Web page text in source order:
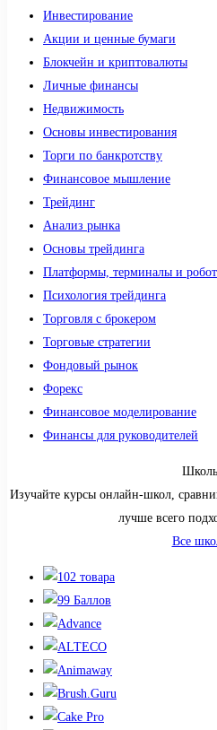
Инвестирование
Акции и ценные бумаги
Блокчейн и криптовалюты
Личные финансы
Недвижимость
Основы инвестирования
Торги по банкротству
Финансовое мышление
Трейдинг
Анализ рынка
Основы трейдинга
Платформы, терминалы и
Психология трейдинга
Торговля с брокером
Торговые стратегии
Фондовый рынок
Форекс
Финансовое моделирование
Финансы для руководителей
Изучайте курсы онлайн-школ,
лучше всего
Все